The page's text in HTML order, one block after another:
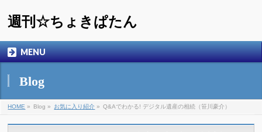
週刊☆ちょきぱたん
MENU
Blog
HOME » Blog » お気に入り紹介 » Q&Aでわかる! デジタル遺産の相続（笹川豪介）